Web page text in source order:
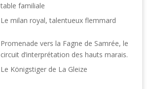
table familiale
Le milan royal, talentueux flemmard
Promenade vers la Fagne de Samrée, le
circuit d’interprétation des hauts marais.
Le Königstiger de La Gleize